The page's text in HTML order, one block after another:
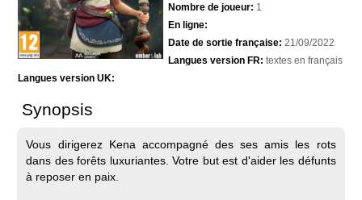
Nombre de joueur: 1
En ligne:
Date de sortie française: 21/09/2022
Langues version FR: textes en français
Langues version UK:
Synopsis
Vous dirigerez Kena accompagné des ses amis les rots
dans des forêts luxuriantes. Votre but est d'aider les défunts
à reposer en paix.